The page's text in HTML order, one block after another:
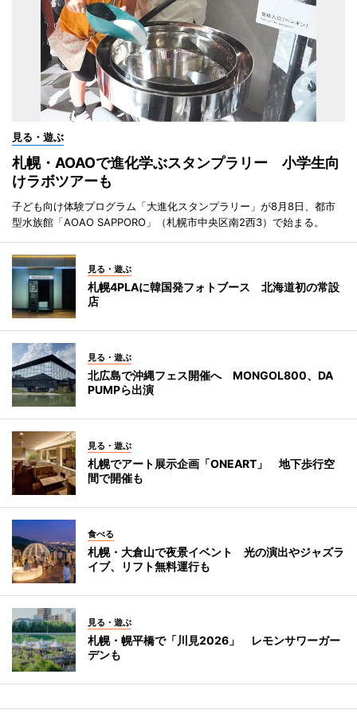
見る・遊ぶ
札幌・AOAOで進化学ぶスタンプラリー 小学生向
けラボツアーも
子ども向け体験プログラム「大進化スタンプラリー」が8月8日、都市
型水族館「AOAO SAPPORO」（札幌市中央区南2西3）で始まる。
見る・遊ぶ
札幌4PLAに韓国発フォトブース 北海道初の常設
店
見る・遊ぶ
北広島で沖縄フェス開催へ MONGOL800、DA
PUMPら出演
見る・遊ぶ
札幌でアート展示企画「ONEART」 地下歩行空
間で開催も
食べる
札幌・大倉山で夜景イベント 光の演出やジャズラ
イブ、リフト無料運行も
見る・遊ぶ
札幌・幌平橋で「川見2026」 レモンサワーガー
デンも